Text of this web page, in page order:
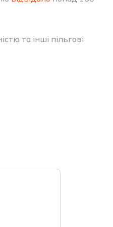
та інші пільгові